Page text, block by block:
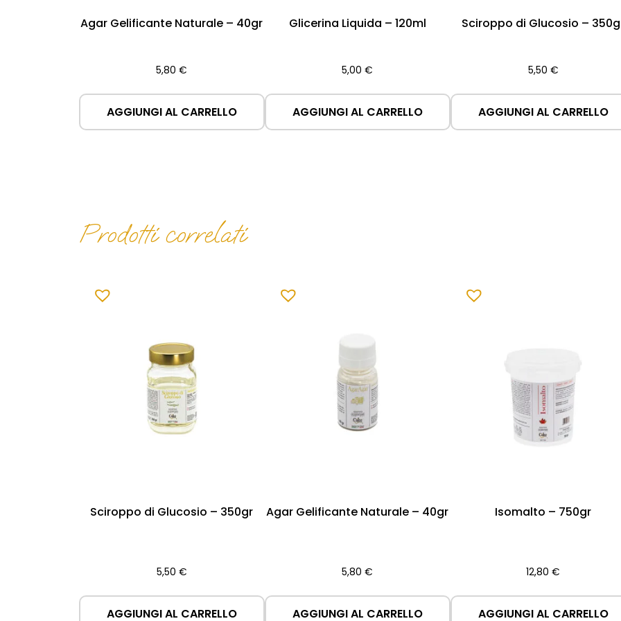
Agar Gelificante Naturale – 40gr
5,80€
AGGIUNGI AL CARRELLO
Glicerina Liquida – 120ml
5,00€
AGGIUNGI AL CARRELLO
Sciroppo di Glucosio –
5,50 €
AGGIUNGI AL CARRELLO
Prodotti correlati
Sciroppo di Glucosio – 350gr
5,50 €
AGGIUNGI AL CARRELLO
Agar Gelificante Naturale – 40gr
5,80€
AGGIUNGI AL CARRELLO
Isomalto – 750gr
12,80€
AGGIUNGI AL CARRELLO